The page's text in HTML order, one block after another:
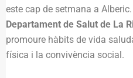
este cap de setmana a
Departament de Salut de La
promoure hàbits de vida
física i la convivència social.